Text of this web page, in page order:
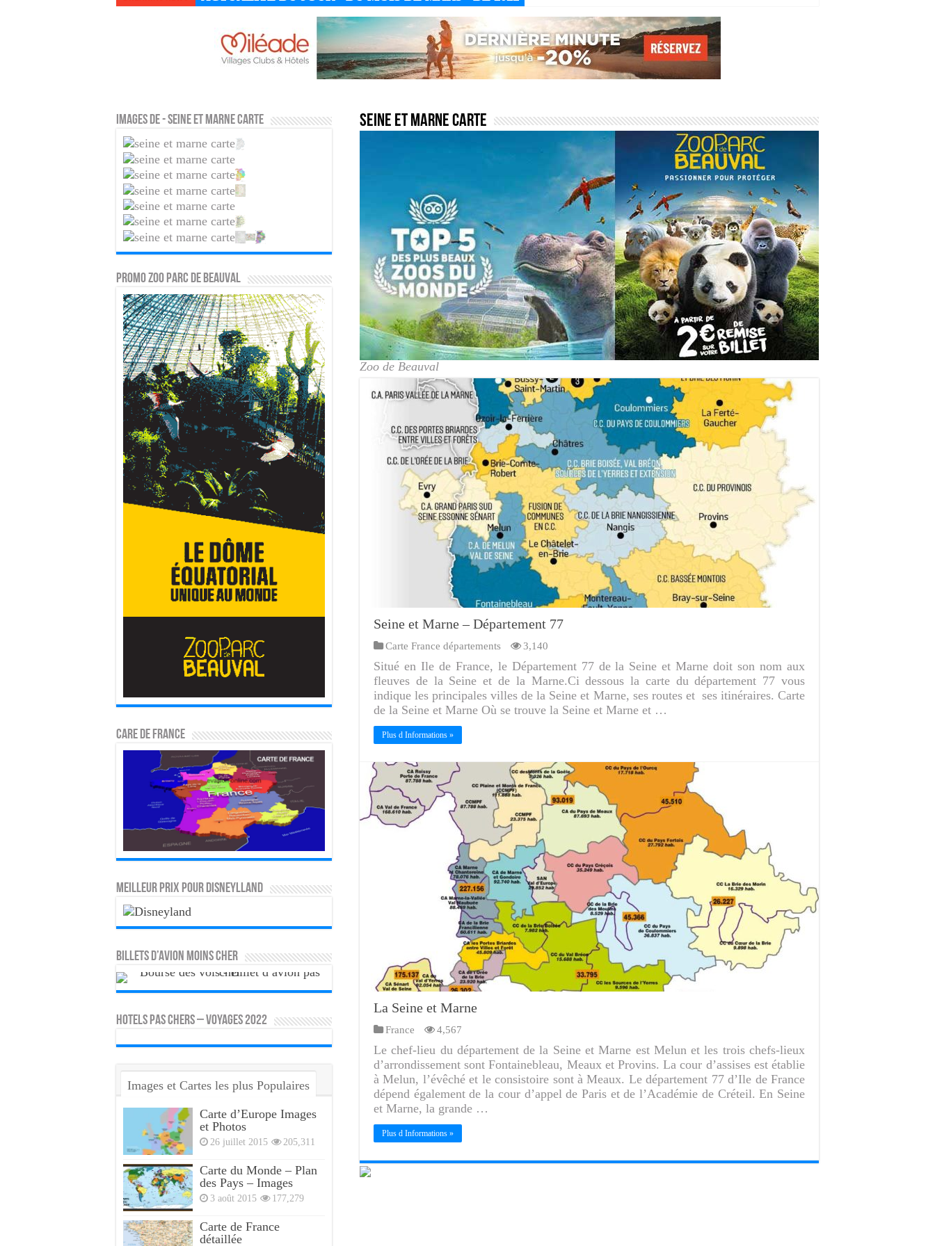
Seine et Marne carte
Zoo de Beauval
Seine et Marne – Département 77
Carte France départements 3,140
Situé en Ile de France, le Département 77 de la Seine et Marne doit son nom aux
fleuves de la Seine et de la Marne.Ci dessous la carte du département 77 vous
indique les principales villes de la Seine et Marne, ses routes et ses itinéraires. Carte
de la Seine et Marne Où se trouve la Seine et Marne et …
Plus d Informations »
La Seine et Marne
France 4,567
Le chef-lieu du département de la Seine et Marne est Melun et les trois chefs-lieux
d’arrondissement sont Fontainebleau, Meaux et Provins. La cour d’assises est établie
à Melun, l’évêché et le consistoire sont à Meaux. Le département 77 d’Ile de France
dépend également de la cour d’appel de Paris et de l’Académie de Créteil. En Seine
et Marne, la grande …
Plus d Informations »
Images de - Seine et Marne carte
PROMO ZOO PARC DE BEAUVAL
CARE DE FRANCE
MEILLEUR PRIX POUR DISNEYLLAND
Billets d’avion moins cher
HOTELS PAS CHERS – VOYAGES 2022
Images et Cartes les plus Populaires
Carte d’Europe Images
et Photos
26 juillet 2015 205,311
Carte du Monde – Plan
des Pays – Images
3 août 2015 177,279
Carte de France
détaillée